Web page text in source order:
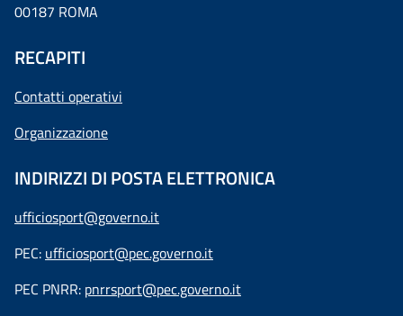
00187 ROMA
RECAPITI
Contatti operativi
Organizzazione
INDIRIZZI DI POSTA ELETTRONICA
ufficiosport@governo.it
PEC: ufficiosport@pec.governo.it
PEC PNRR: pnrrsport@pec.governo.it